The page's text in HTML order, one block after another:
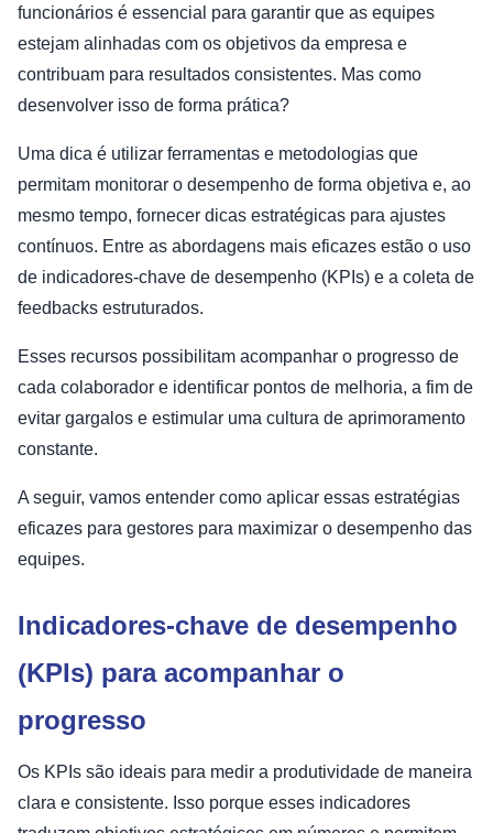
funcionários é essencial para garantir que as equipes
estejam alinhadas com os objetivos da empresa e
contribuam para resultados consistentes. Mas como
desenvolver isso de forma prática?
Uma dica é utilizar ferramentas e metodologias que
permitam monitorar o desempenho de forma objetiva e, ao
mesmo tempo, fornecer dicas estratégicas para ajustes
contínuos. Entre as abordagens mais eficazes estão o uso
de indicadores-chave de desempenho (KPIs) e a coleta de
feedbacks estruturados.
Esses recursos possibilitam acompanhar o progresso de
cada colaborador e identificar pontos de melhoria, a fim de
evitar gargalos e estimular uma cultura de aprimoramento
constante.
A seguir, vamos entender como aplicar essas estratégias
eficazes para gestores para maximizar o desempenho das
equipes.
Indicadores-chave de desempenho
(KPIs) para acompanhar o
progresso
Os KPIs são ideais para medir a produtividade de maneira
clara e consistente. Isso porque esses indicadores